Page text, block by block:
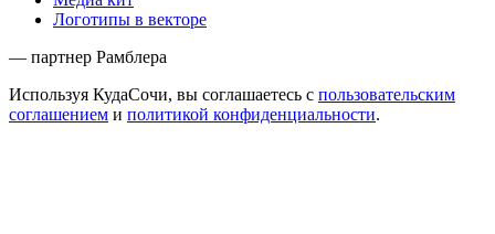
Логотипы в векторе
— партнер Рамблера
Используя КудаСочи, вы соглашаетесь с пользовательским
соглашением и политикой конфиденциальности.